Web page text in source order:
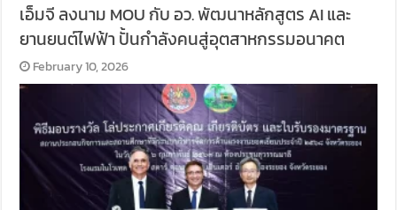
เอ็มจี ลงนาม MOU กับ อว. พัฒนาหลักสูตร AI และ
ยานยนต์ไฟฟ้า ปั้นกำลังคนสู่อุตสาหกรรมอนาคต
February 10, 2026